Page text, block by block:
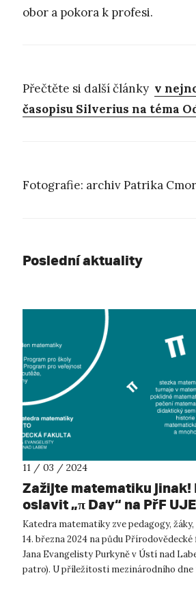
obor a pokora k profesi.
Přečtěte si další články v
časopisu Silverius na téma
Fotografie: archiv Patrika
Poslední aktuality
11 / 03 / 2024
Zažijte matematiku jinak!
oslavit „π Day“ na PřF
Katedra matematiky zve pedagogy,
14. března 2024 na půdu
Jana Evangelisty Purkyně v Ústí nad
patro). U příležitosti mezinárodního dne